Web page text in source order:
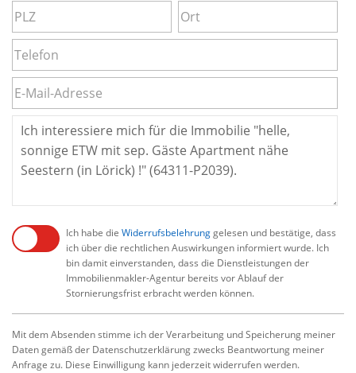
Ich habe die Widerrufsbelehrunggelesen und bestätige, dass
ich über die rechtlichen Auswirkungen informiert wurde. Ich
bin damit einverstanden, dass die Dienstleistungen der
Immobilienmakler-Agentur bereits vor Ablauf der
Stornierungsfrist erbracht werden können.
Mit dem Absenden stimme ich der Verarbeitung und Speicherung meiner
Daten gemäß der Datenschutzerklärung zwecks Beantwortung meiner
Anfrage zu. Diese Einwilligung kann jederzeit widerrufen werden.